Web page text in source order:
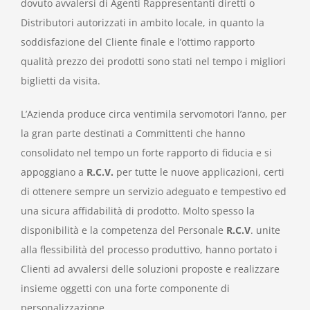
dovuto avvalersi di Agenti Rappresentanti diretti o
Distributori autorizzati in ambito locale, in quanto la
soddisfazione del Cliente finale e l’ottimo rapporto
qualità prezzo dei prodotti sono stati nel tempo i migliori
biglietti da visita.
L’Azienda produce circa ventimila servomotori l’anno, per
la gran parte destinati a Committenti che hanno
consolidato nel tempo un forte rapporto di fiducia e si
appoggiano a R.C.V. per tutte le nuove applicazioni, certi
di ottenere sempre un servizio adeguato e tempestivo ed
una sicura affidabilità di prodotto. Molto spesso la
disponibilità e la competenza del Personale R.C.V. unite
alla flessibilità del processo produttivo, hanno portato i
Clienti ad avvalersi delle soluzioni proposte e realizzare
insieme oggetti con una forte componente di